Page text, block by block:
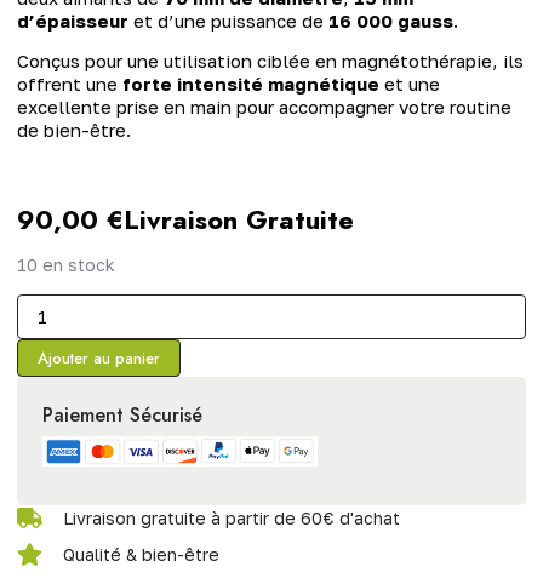
d’épaisseur et d’une puissance de 16 000 gauss.
Conçus pour une utilisation ciblée en magnétothérapie, ils
offrent une forte intensité magnétique et une
excellente prise en main pour accompagner votre routine
de bien-être.
90,00 €Livraison Gratuite
10 en stock
Ajouter au panier
Paiement Sécurisé
Livraison gratuite à partir de 60€ d'achat
Qualité & bien-être